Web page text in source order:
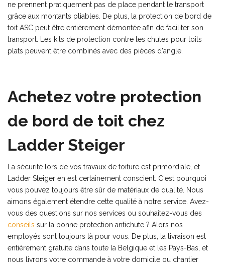
ne prennent pratiquement pas de place pendant le transport
grâce aux montants pliables. De plus, la protection de bord de
toit ASC peut être entièrement démontée afin de faciliter son
transport. Les kits de protection contre les chutes pour toits
plats peuvent être combinés avec des pièces d'angle.
Achetez votre protection
de bord de toit chez
Ladder Steiger
La sécurité lors de vos travaux de toiture est primordiale, et
Ladder Steiger en est certainement conscient. C'est pourquoi
vous pouvez toujours être sûr de matériaux de qualité. Nous
aimons également étendre cette qualité à notre service. Avez-
vous des questions sur nos services ou souhaitez-vous des
conseils sur la bonne protection antichute ? Alors nos
employés sont toujours là pour vous. De plus, la livraison est
entièrement gratuite dans toute la Belgique et les Pays-Bas, et
nous livrons votre commande à votre domicile ou chantier